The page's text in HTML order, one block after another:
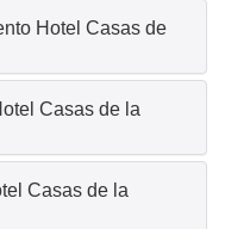
Hotel Casas de
Casas de la
Casas de la